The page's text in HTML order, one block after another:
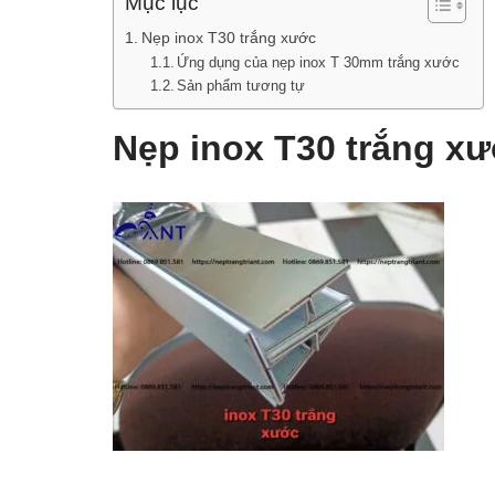
Nẹp inox T30 trắng xước
Ứng dụng của nẹp inox T 30mm trắng xước
Sản phẩm tương tự
Nẹp inox T30 trắng